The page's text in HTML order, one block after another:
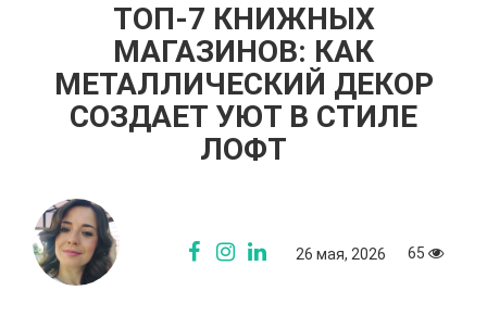
ТОП-7 КНИЖНЫХ
МАГАЗИНОВ: КАК
МЕТАЛЛИЧЕСКИЙ ДЕКОР
СОЗДАЕТ УЮТ В СТИЛЕ
ЛОФТ
26 мая, 2026 65